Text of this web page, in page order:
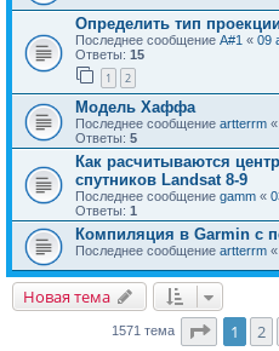
Определить тип
Последнее сообщение A#1 « 09
Ответы: 15
1 2
Модель Хаффа
Последнее сообщение artterrm «
Ответы: 5
Как расчитываются
спутников Landsat 8-9
Последнее сообщение gamm «
Ответы: 1
Компиляция в Garmin c
Последнее сообщение artterrm «
Новая тема
1571 тема 1 2